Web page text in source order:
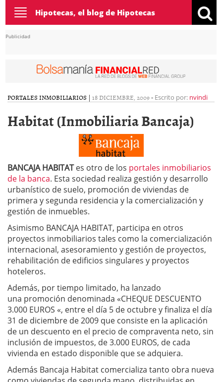
Toggle
navigation
Hipotecas, el blog de Hipotecas
Publicidad
PORTALES INMOBILIARIOS | 18 DICIEMBRE, 2009- Escrito por: nvindi
Habitat (Inmobiliaria Bancaja)
BANCAJA HABITATes otro de los portales inmobiliarios
de la banca. Esta sociedad realiza gestión y desarrollo
urbanístico de suelo, promoción de viviendas de
primera y segunda residencia y la comercialización y
gestión de inmuebles.
Asimismo BANCAJA HABITAT, participa en otros
proyectos inmobiliarios tales como la comercialización
internacional, asesoramiento y gestión de proyectos,
rehabilitación de edificios singulares y proyectos
hoteleros.
Además, por tiempo limitado, ha lanzado
una promoción denominada «CHEQUE DESCUENTO
3.000 EUROS «, entre el día 5 de octubre y finaliza el día
31 de diciembre de 2009 que consiste en la aplicación
de un descuento en el precio de compraventa neto, sin
inclusión de impuestos, de 3.000 EUROS, de cada
vivienda en estado disponible que se adquiera.
Además Bancaja Habitat comercializa tanto obra nueva